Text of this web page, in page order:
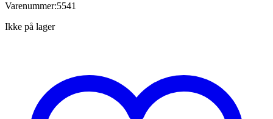
Varenummer:5541
Ikke på lager